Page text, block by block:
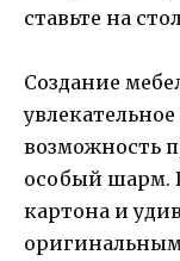
ставьте на
Создание
возможность
особый шарм.
картона и